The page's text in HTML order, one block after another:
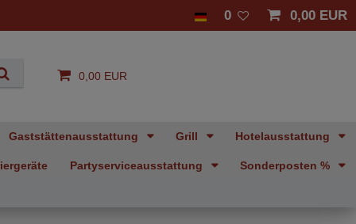
0 0,00 EUR
0,00 EUR
Gaststättenausstattung Grill Hotelausstattung
Partyserviceausstattung Sonderposten %